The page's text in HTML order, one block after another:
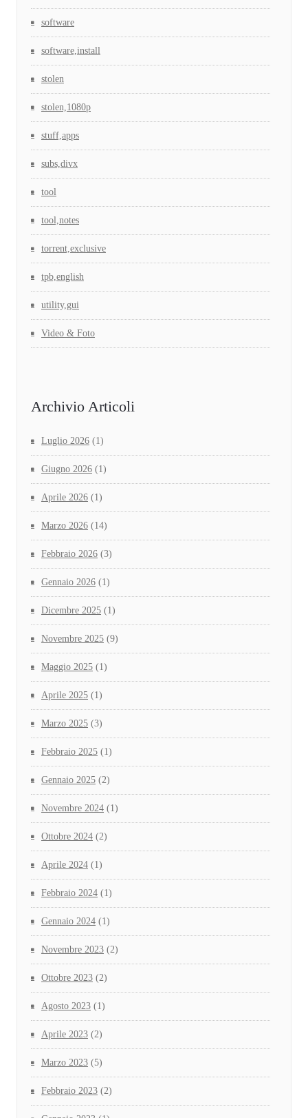
software
software,install
stolen
stolen,1080p
stuff,apps
subs,divx
tool
tool,notes
torrent,exclusive
tpb,english
utility,gui
Video & Foto
Archivio Articoli
Luglio 2026 (1)
Giugno 2026 (1)
Aprile 2026 (1)
Marzo 2026 (14)
Febbraio 2026 (3)
Gennaio 2026 (1)
Dicembre 2025 (1)
Novembre 2025 (9)
Maggio 2025 (1)
Aprile 2025 (1)
Marzo 2025 (3)
Febbraio 2025 (1)
Gennaio 2025 (2)
Novembre 2024 (1)
Ottobre 2024 (2)
Aprile 2024 (1)
Febbraio 2024 (1)
Gennaio 2024 (1)
Novembre 2023 (2)
Ottobre 2023 (2)
Agosto 2023 (1)
Aprile 2023 (2)
Marzo 2023 (5)
Febbraio 2023 (2)